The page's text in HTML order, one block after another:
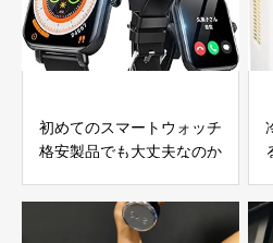
初めてのスマートウォッチ
格安製品でも大丈夫なのか